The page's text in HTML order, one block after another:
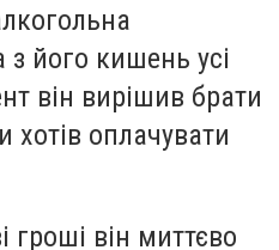
з його кишень усі
він вирішив брати
хотів оплачувати
гроші він миттєво